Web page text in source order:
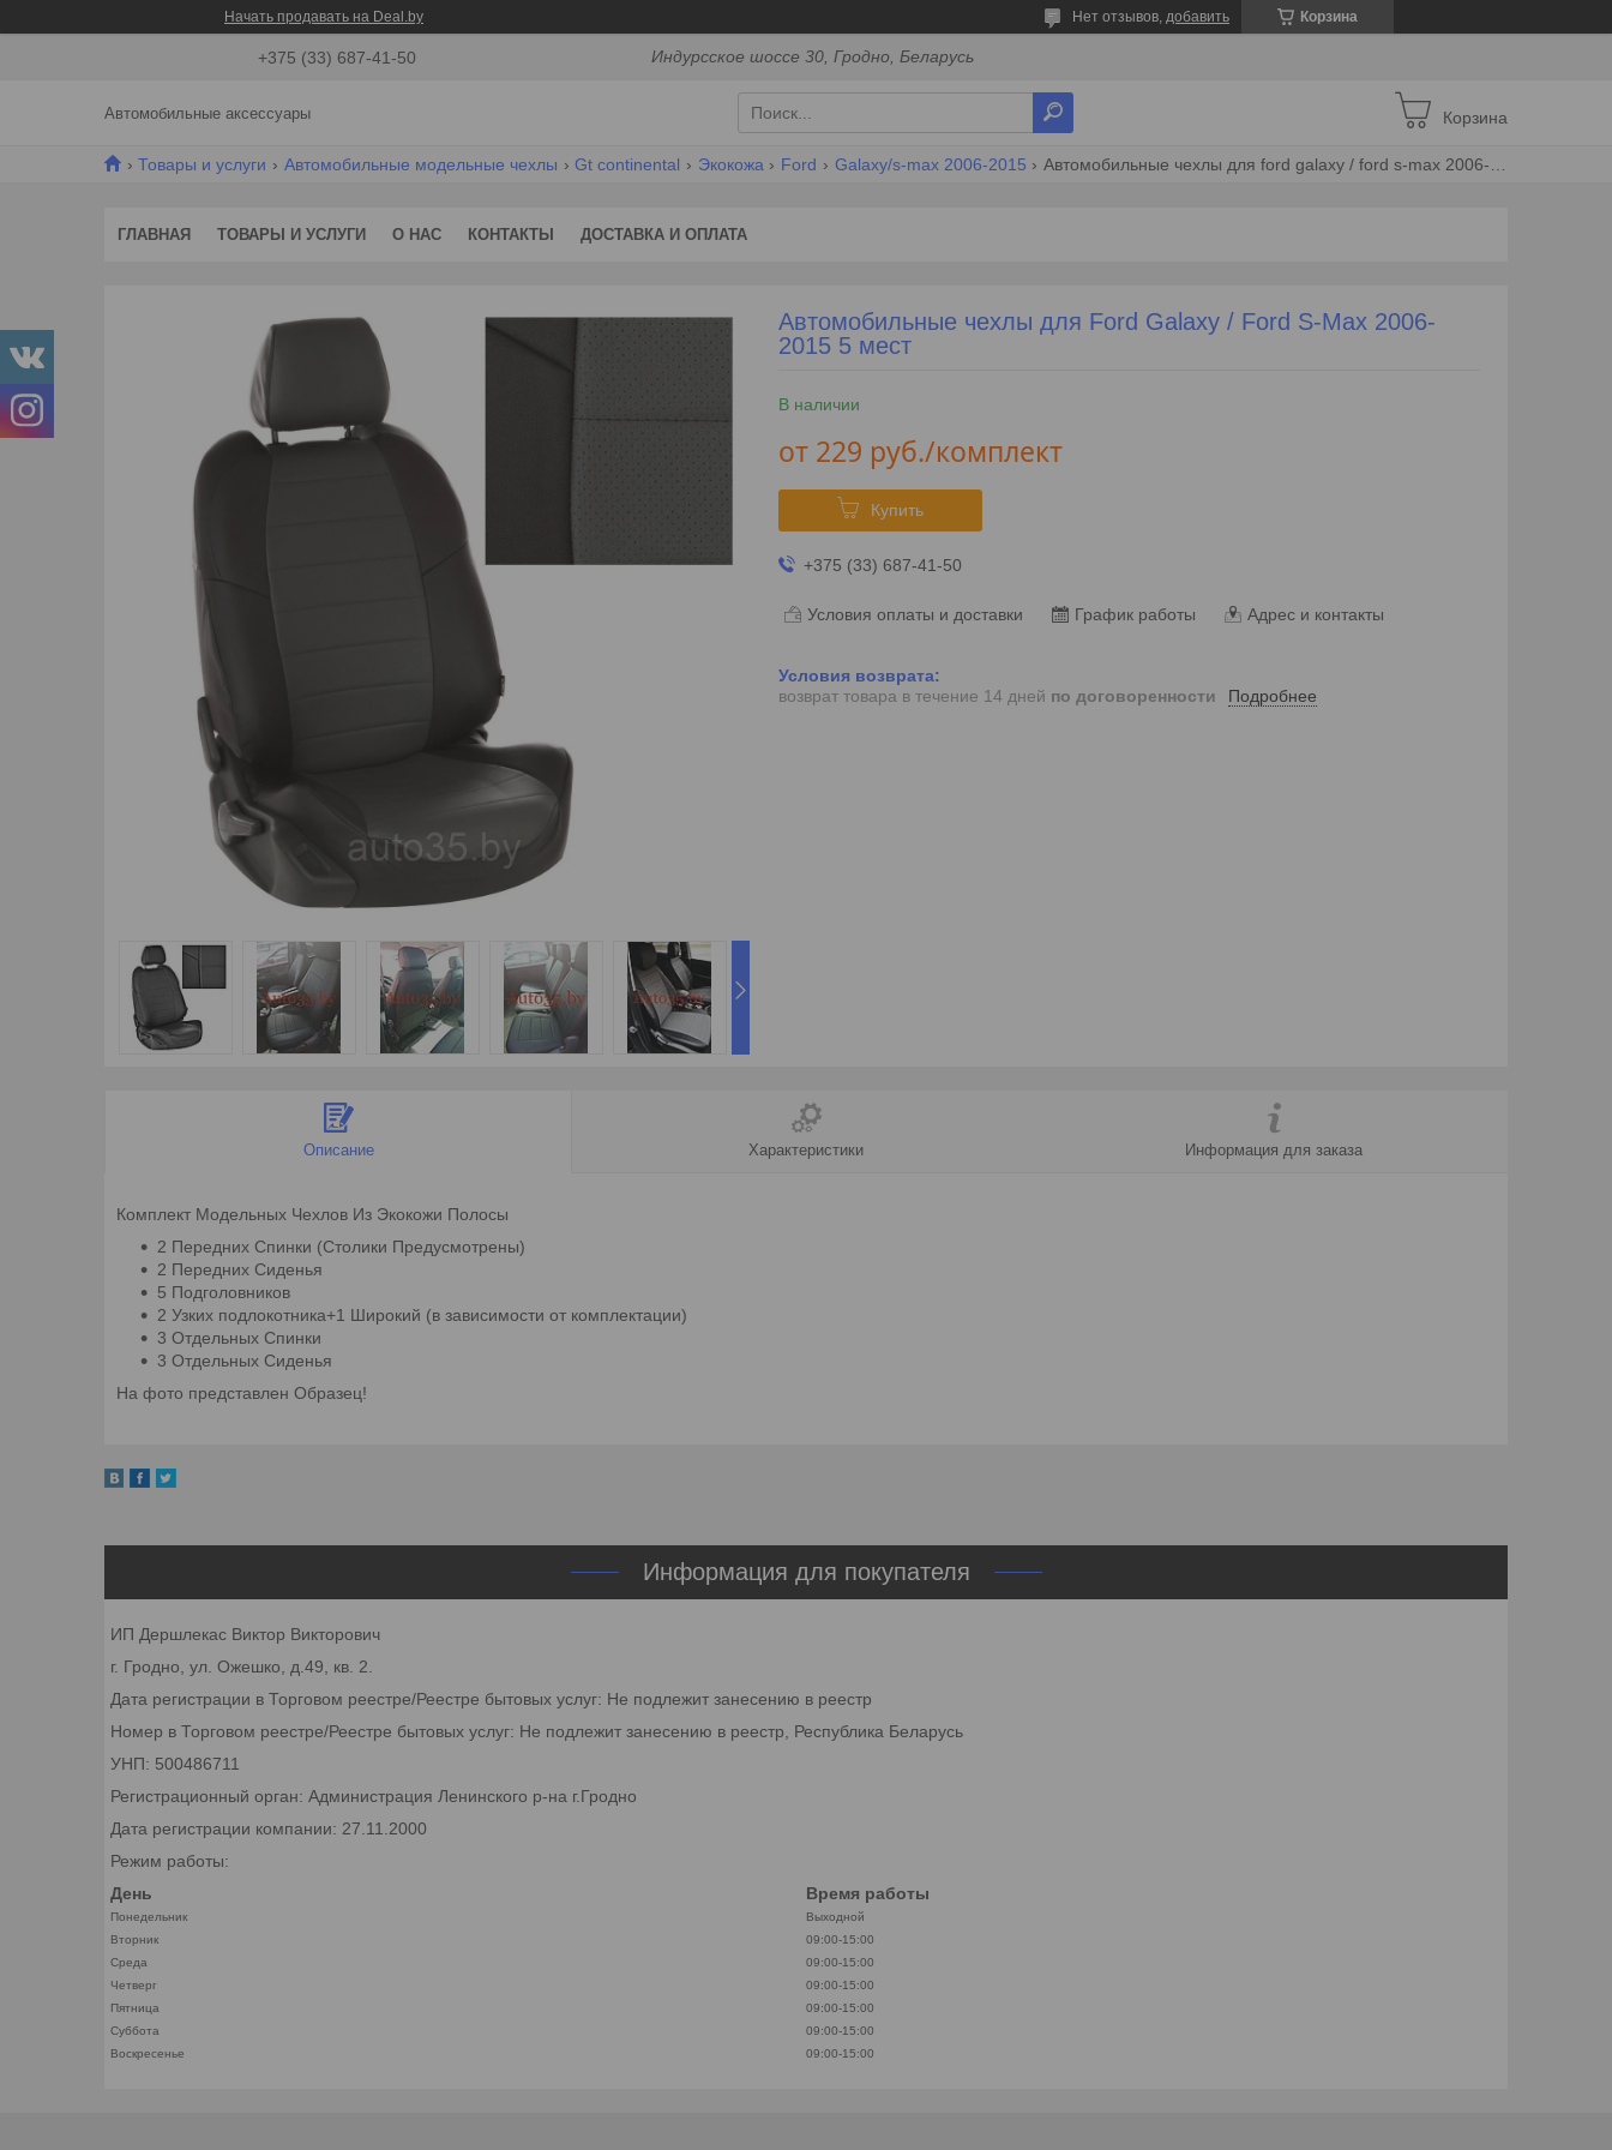
Начать продавать на Deal.by Корзина
Нет отзывов, добавить
+375 (33) 687-41-50 Индурсское шоссе 30, Гродно, Беларусь
Автомобильные аксессуары Корзина
Товары и услуги Автомобильные модельные чехлы Gt continental Экокожа Ford Galaxy/s-max 2006-2015
ГЛАВНАЯ ТОВАРЫ И УСЛУГИ О НАС КОНТАКТЫ ДОСТАВКА И ОПЛАТА
Автомобильные чехлы для Ford Galaxy / Ford S-Max 2006-
2015 5 мест
В наличии
от 229 руб./комплект
Купить
+375 (33) 687-41-50
Условия оплаты и доставки График работы Адрес и контакты
возврат товара в течение 14 дней по договоренности Подробнее
Описание Характеристики Информация для заказа
Комплект Модельных Чехлов Из Экокожи Полосы
2 Передних Спинки (Столики Предусмотрены)
2 Передних Сиденья
5 Подголовников
2 Узких подлокотника+1 Широкий (в зависимости от комплектации)
3 Отдельных Спинки
3 Отдельных Сиденья
На фото представлен Образец!
Информация для покупателя
ИП Дершлекас Виктор Викторович
г. Гродно, ул. Ожешко, д.49, кв. 2.
Дата регистрации в Торговом реестре/Реестре бытовых услуг: Не подлежит занесению в реестр
Номер в Торговом реестре/Реестре бытовых услуг: Не подлежит занесению в реестр, Республика Беларусь
УНП: 500486711
Регистрационный орган: Администрация Ленинского р-на г.Гродно
Дата регистрации компании: 27.11.2000
Режим работы:
День
Время работы
Понедельник
Выходной
Вторник
09:00-15:00
Среда
09:00-15:00
Четверг
09:00-15:00
Пятница
09:00-15:00
Суббота
09:00-15:00
Воскресенье
09:00-15:00